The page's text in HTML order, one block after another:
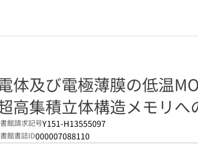
体及び電極薄膜の低温
高集積立体構造メモリへ
館請求記号Y151-H13555097
館書誌ID000007088110